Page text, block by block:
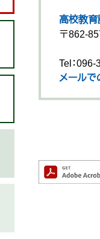
高校教育
〒862-
Tel：
メールで